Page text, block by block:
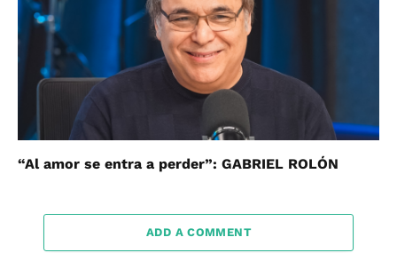
“Al amor se entra a perder”: GABRIEL ROLÓN
ADD A COMMENT